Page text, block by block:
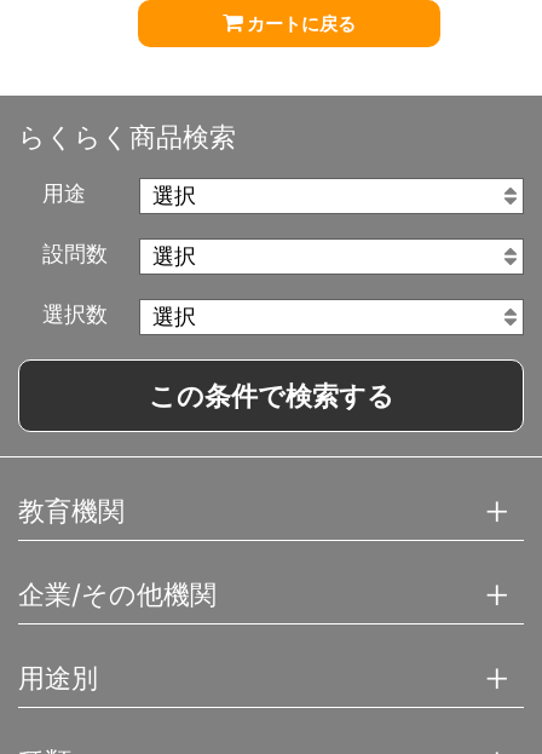
カートに戻る
らくらく商品検索
用途
設問数
選択数
この条件で検索する
教育機関
企業/その他機関
用途別